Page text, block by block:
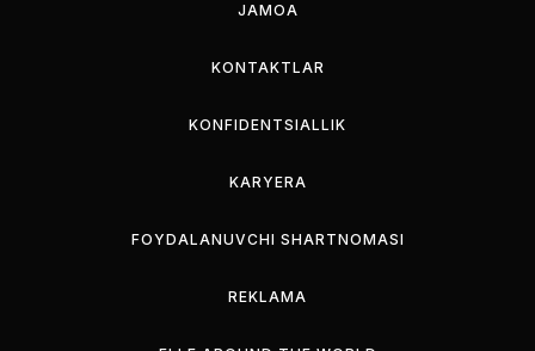
JAMOA
KONTAKTLAR
KONFIDENTSIALLIK
KARYERA
FOYDALANUVCHI SHARTNOMASI
REKLAMA